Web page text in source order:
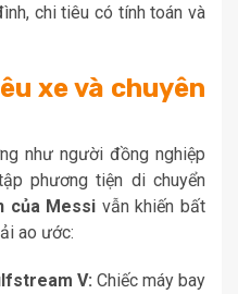
chi tiêu có tính toán và
xe và chuyên
như người đồng nghiệp
phương tiện di chuyển
của Messi vẫn khiến bất
ao ước:
V: Chiếc máy bay